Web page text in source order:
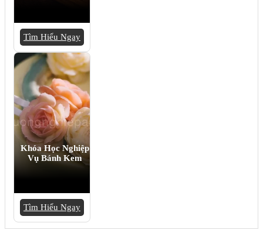
Tìm Hiểu Ngay
Khóa Học Nghiệp
Vụ Bánh Kem
Tìm Hiểu Ngay